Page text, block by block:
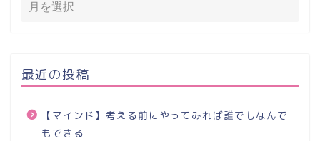
最近の投稿
【マインド】考える前にやってみれば誰でもなんで
もできる